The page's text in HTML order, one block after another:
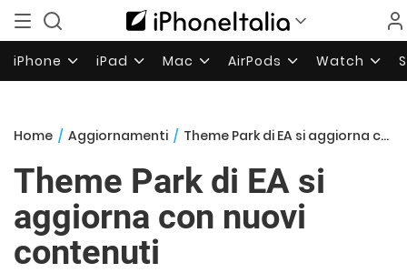
iPhone iPad Mac AirPods Watch
Home / Aggiornamenti / Theme Park di EA si aggiorna con nuovi contenuti
Theme Park di EA si
aggiorna con nuovi
contenuti